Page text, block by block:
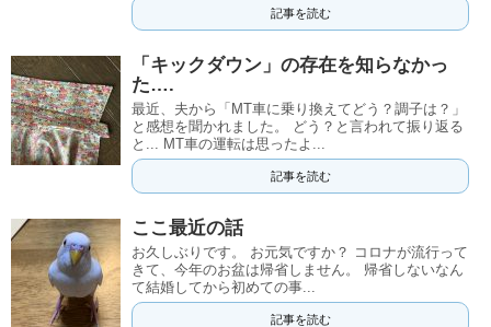
記事を読む
「キックダウン」の存在を知らなかっ
た….
最近、夫から「MT車に乗り換えてどう？調子は？」
と感想を聞かれました。 どう？と言われて振り返る
と... MT車の運転は思ったよ...
記事を読む
ここ最近の話
お久しぶりです。 お元気ですか？ コロナが流行って
きて、今年のお盆は帰省しません。 帰省しないなん
て結婚してから初めての事...
記事を読む